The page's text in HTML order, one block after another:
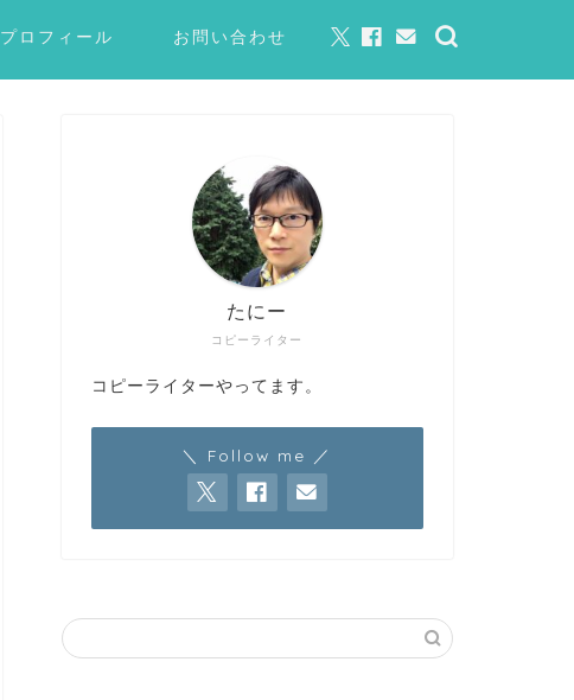
プロフィール お問い合わせ
コピーライター
たにー
コピーライターやってます。
＼ Follow me ／